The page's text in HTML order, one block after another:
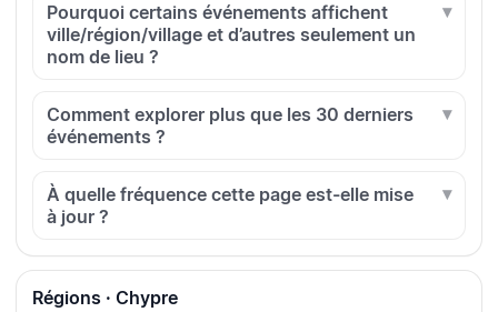
Pourquoi certains événements affichent
ville/région/village et d’autres seulement un
nom de lieu ?
Comment explorer plus que les 30 derniers
événements ?
À quelle fréquence cette page est-elle mise
à jour ?
Régions · Chypre